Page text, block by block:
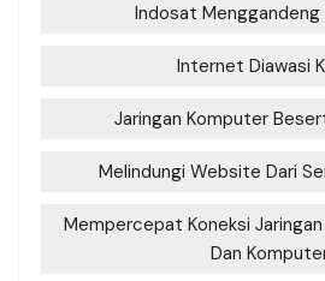
Indosat Menggandeng
Internet Diawasi
Jaringan Komputer
Melindungi Website Dari
Mempercepat Koneksi
Dan